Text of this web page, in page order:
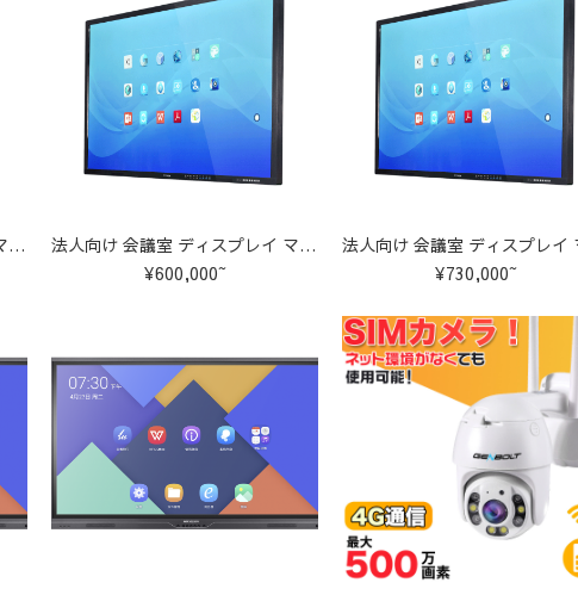
法人向け 会議室 ディスプレイ マルチタッチ 大型テレビ【70インチ】
法人向け 会議室 ディスプレイ マルチタッチ 大型テレビ【75インチ】
¥600,000~
¥730,000~